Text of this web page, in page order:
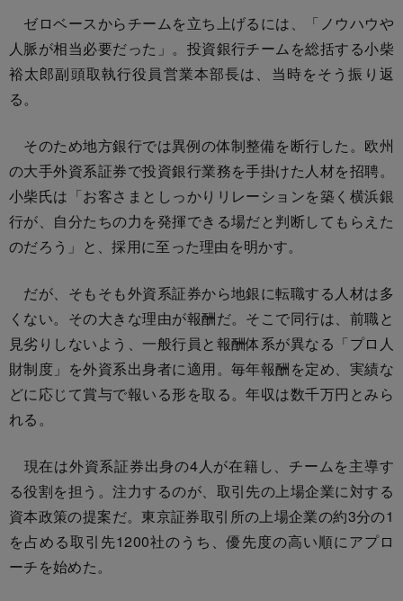
ゼロベースからチームを立ち上げるには、「ノウハウや
人脈が相当必要だった」。投資銀行チームを総括する小柴
裕太郎副頭取執行役員営業本部長は、当時をそう振り返
る。
そのため地方銀行では異例の体制整備を断行した。欧州
の大手外資系証券で投資銀行業務を手掛けた人材を招聘。
小柴氏は「お客さまとしっかりリレーションを築く横浜銀
行が、自分たちの力を発揮できる場だと判断してもらえた
のだろう」と、採用に至った理由を明かす。
だが、そもそも外資系証券から地銀に転職する人材は多
くない。その大きな理由が報酬だ。そこで同行は、前職と
見劣りしないよう、一般行員と報酬体系が異なる「プロ人
財制度」を外資系出身者に適用。毎年報酬を定め、実績な
どに応じて賞与で報いる形を取る。年収は数千万円とみら
れる。
現在は外資系証券出身の4人が在籍し、チームを主導す
る役割を担う。注力するのが、取引先の上場企業に対する
資本政策の提案だ。東京証券取引所の上場企業の約3分の1
を占める取引先1200社のうち、優先度の高い順にアプロ
ーチを始めた。